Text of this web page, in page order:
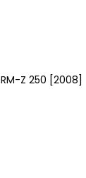
RM-Z 250 [2008]